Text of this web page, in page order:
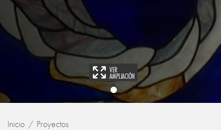
Inicio Proyectos